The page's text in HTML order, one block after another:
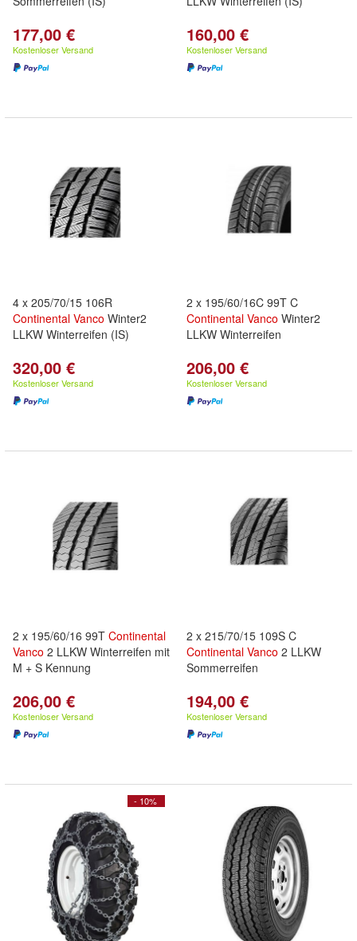
177,00 €
Kostenloser Versand
160,00 €
Kostenloser Versand
4 x 205/70/15 106R
Continental Vanco Winter2
LLKW Winterreifen (IS)
320,00 €
Kostenloser Versand
2 x 195/60/16C 99T C
Continental Vanco Winter2
LLKW Winterreifen
206,00 €
Kostenloser Versand
2 x 195/60/16 99T Continental
Vanco 2 LLKW Winterreifen mit
M + S Kennung
206,00 €
Kostenloser Versand
2 x 215/70/15 109S C
Continental Vanco 2 LLKW
Sommerreifen
194,00 €
Kostenloser Versand
- 10%